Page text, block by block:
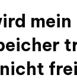
mein